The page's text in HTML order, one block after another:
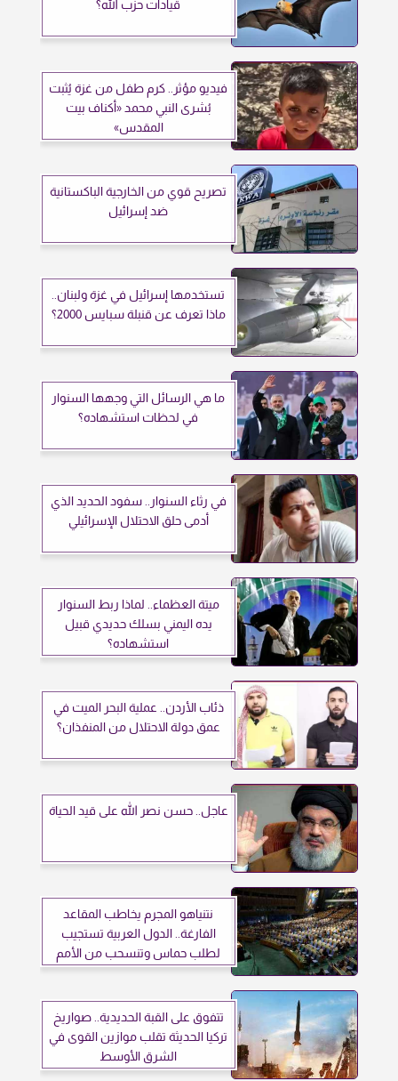
قيادات حزب الله؟
فيديو مؤثر.. كرم طفل من غزة يُثبت
بُشرى النبي محمد «أكناف بيت
المقدس»
تصريح قوي من الخارجية الباكستانية
ضد إسرائيل
تستخدمها إسرائيل في غزة ولبنان..
ماذا تعرف عن قنبلة سبايس 2000؟
ما هي الرسائل التي وجهها السنوار
في لحظات استشهاده؟
في رثاء السنوار.. سفود الحديد الذي
أدمى حلق الاحتلال الإسرائيلي
ميتة العظماء.. لماذا ربط السنوار
يده اليمني بسلك حديدي قبيل
استشهاده؟
ذئاب الأردن.. عملية البحر الميت في
عمق دولة الاحتلال من المنفذان؟
عاجل.. حسن نصر الله على قيد الحياة
نتنياهو المجرم يخاطب المقاعد
الفارغة.. الدول العربية تستجيب
لطلب حماس وتنسحب من الأمم
تتفوق على القبة الحديدية.. صواريخ
تركيا الحديثة تقلب موازين القوى في
الشرق الأوسط